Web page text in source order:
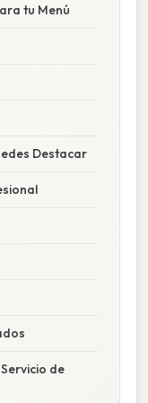
tu Menú
Destacar
de